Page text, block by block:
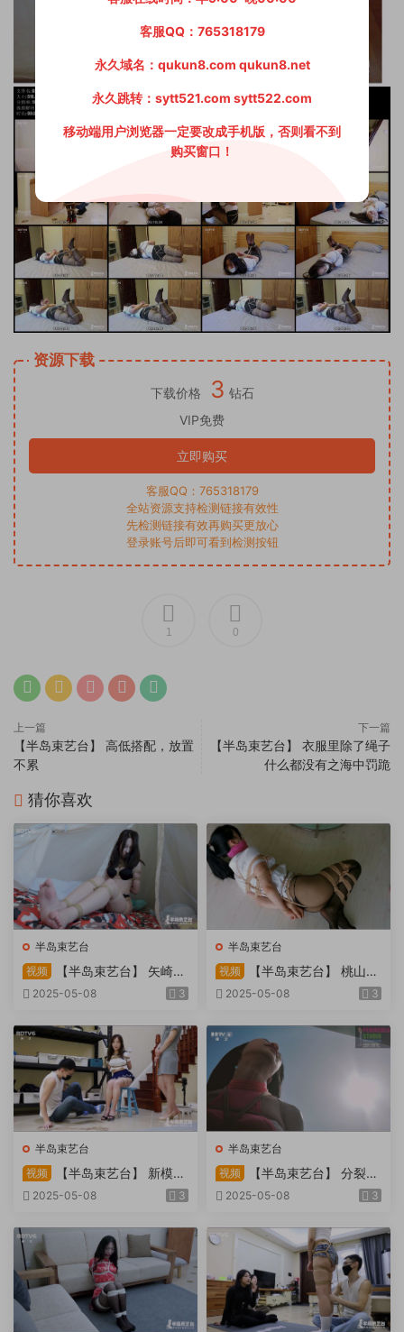
资源下载
下载价格 3 钻石
VIP免费
立即购买
客服QQ：765318179
全站资源支持检测链接有效性
先检测链接有效再购买更放心
登录账号后即可看到检测按钮
1 0
上一篇
【半岛束艺台】 高低搭配，放置
不累
下一篇
【半岛束艺台】 衣服里除了绳子
什么都没有之海中罚跪
猜你喜欢
半岛束艺台
视频
【半岛束艺台】 矢崎
物业为您服务
2025-05-08 3
半岛束艺台
视频
【半岛束艺台】 桃山漫
画改编03 团缚美女超刺激玩
2025-05-08 3
半岛束艺台
视频
【半岛束艺台】 新模奎
因试镜，宛如阿紫再现
2025-05-08 3
半岛束艺台
视频
【半岛束艺台】 分裂的
快感：捆绑检阅式，车顶冷风
天。过路车辆..
2025-05-08 3
客服QQ：765318179
永久域名：qukun8.com qukun8.net
永久跳转：sytt521.com sytt522.com
移动端用户浏览器一定要改成手机版，否则看不到
购买窗口！